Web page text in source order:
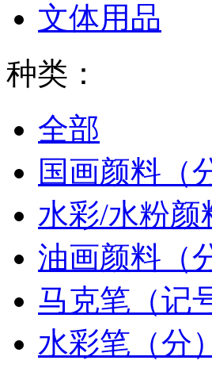
文体用品
种类：
全部
国画颜料（
水彩/水粉颜
油画颜料（
马克笔（记
水彩笔（分）